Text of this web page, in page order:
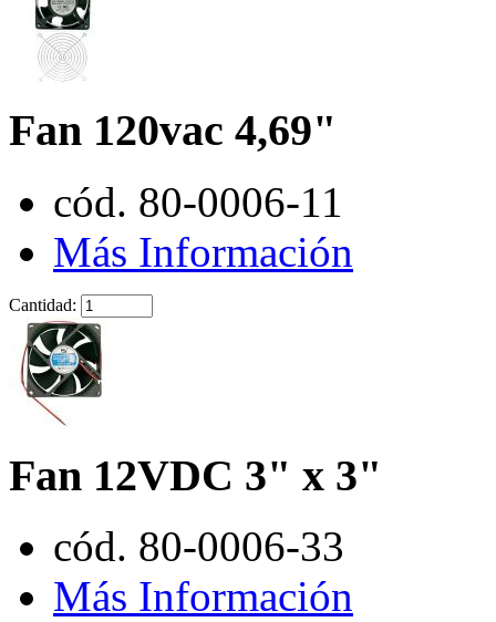
Fan 120vac 4,69"
cód. 80-0006-11
Más Información
Cantidad:
Fan 12VDC 3" x 3"
cód. 80-0006-33
Más Información